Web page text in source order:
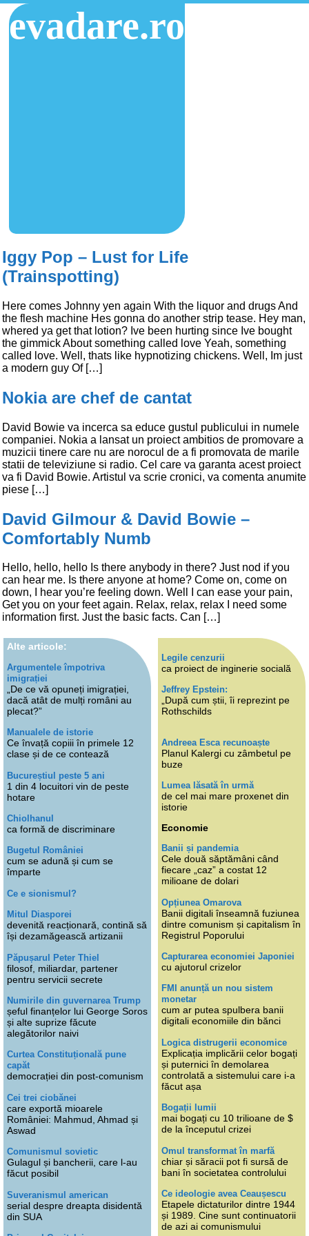
evadare.ro
Iggy Pop – Lust for Life
(Trainspotting)
Here comes Johnny yen again With the liquor and drugs And
the flesh machine Hes gonna do another strip tease. Hey man,
whered ya get that lotion? Ive been hurting since Ive bought
the gimmick About something called love Yeah, something
called love. Well, thats like hypnotizing chickens. Well, Im just
a modern guy Of […]
Nokia are chef de cantat
David Bowie va incerca sa educe gustul publicului in numele
companiei. Nokia a lansat un proiect ambitios de promovare a
muzicii tinere care nu are norocul de a fi promovata de marile
statii de televiziune si radio. Cel care va garanta acest proiect
va fi David Bowie. Artistul va scrie cronici, va comenta anumite
piese […]
David Gilmour & David Bowie –
Comfortably Numb
Hello, hello, hello Is there anybody in there? Just nod if you
can hear me. Is there anyone at home? Come on, come on
down, I hear you’re feeling down. Well I can ease your pain,
Get you on your feet again. Relax, relax, relax I need some
information first. Just the basic facts. Can […]
Alte articole:
Argumentele împotriva
imigrației
„De ce vă opuneți imigrației,
dacă atât de mulți români au
plecat?”
Manualele de istorie
Ce învață copiii în primele 12
clase și de ce contează
Bucureștiul peste 5 ani
1 din 4 locuitori vin de peste
hotare
Chiolhanul
ca formă de discriminare
Bugetul României
cum se adună și cum se
împarte
Ce e sionismul?
Mitul Diasporei
devenită reacționară, contină să
își dezamăgească artizanii
Păpușarul Peter Thiel
filosof, miliardar, partener
pentru servicii secrete
Numirile din guvernarea Trump
șeful finanțelor lui George Soros
și alte suprize făcute
alegătorilor naivi
Curtea Constituțională pune
capăt
democrației din post-comunism
Cei trei ciobănei
care exportă mioarele
României: Mahmud, Ahmad și
Aswad
Comunismul sovietic
Gulagul și bancherii, care l-au
făcut posibil
Suveranismul american
serial despre dreapta disidentă
din SUA
Legile cenzurii
ca proiect de inginerie socială
Jeffrey Epstein:
„După cum știi, îi reprezint pe
Rothschilds
Andreea Esca recunoaște
Planul Kalergi cu zâmbetul pe
buze
Lumea lăsată în urmă
de cel mai mare proxenet din
istorie
Economie
Banii și pandemia
Cele două săptămâni când
fiecare „caz” a costat 12
milioane de dolari
Opțiunea Omarova
Banii digitali înseamnă fuziunea
dintre comunism și capitalism în
Registrul Poporului
Capturarea economiei Japoniei
cu ajutorul crizelor
FMI anunță un nou sistem
monetar
cum ar putea spulbera banii
digitali economiile din bănci
Logica distrugerii economice
Explicația implicării celor bogați
și puternici în demolarea
controlată a sistemului care i-a
făcut așa
Bogații lumii
mai bogați cu 10 trilioane de $
de la începutul crizei
Omul transformat în marfă
chiar și săracii pot fi sursă de
bani în societatea controlului
Ce ideologie avea Ceaușescu
Etapele dictaturilor dintre 1944
și 1989. Cine sunt continuatorii
de azi ai comunismului